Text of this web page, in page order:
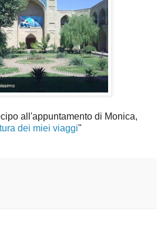
all'appuntamento di Monica,
dei miei viaggi"